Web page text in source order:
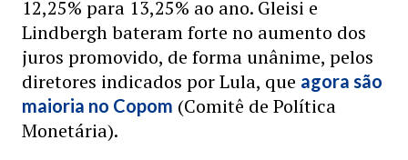
12,25% para 13,25% ao ano. Gleisi e
Lindbergh bateram forte no aumento dos
juros promovido, de forma unânime, pelos
diretores indicados por Lula, que agora são
maioria no Copom (Comitê de Política
Monetária).